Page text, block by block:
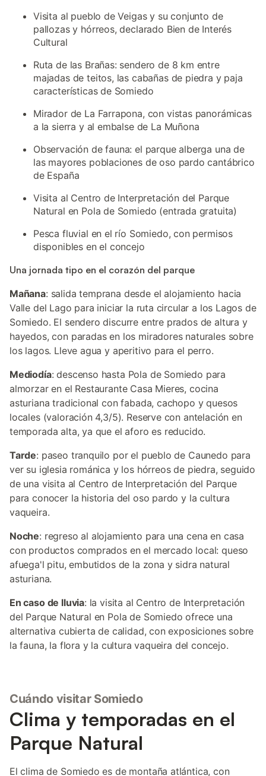
Visita al pueblo de Veigas y su conjunto de
pallozas y hórreos, declarado Bien de Interés
Cultural
Ruta de las Brañas: sendero de 8 km entre
majadas de teitos, las cabañas de piedra y paja
características de Somiedo
Mirador de La Farrapona, con vistas panorámicas
a la sierra y al embalse de La Muñona
Observación de fauna: el parque alberga una de
las mayores poblaciones de oso pardo cantábrico
de España
Visita al Centro de Interpretación del Parque
Natural en Pola de Somiedo (entrada gratuita)
Pesca fluvial en el río Somiedo, con permisos
disponibles en el concejo
Una jornada tipo en el corazón del parque
Mañana: salida temprana desde el alojamiento hacia
Valle del Lago para iniciar la ruta circular a los Lagos de
Somiedo. El sendero discurre entre prados de altura y
hayedos, con paradas en los miradores naturales sobre
los lagos. Lleve agua y aperitivo para el perro.
Mediodía: descenso hasta Pola de Somiedo para
almorzar en el Restaurante Casa Mieres, cocina
asturiana tradicional con fabada, cachopo y quesos
locales (valoración 4,3/5). Reserve con antelación en
temporada alta, ya que el aforo es reducido.
Tarde: paseo tranquilo por el pueblo de Caunedo para
ver su iglesia románica y los hórreos de piedra, seguido
de una visita al Centro de Interpretación del Parque
para conocer la historia del oso pardo y la cultura
vaqueira.
Noche: regreso al alojamiento para una cena en casa
con productos comprados en el mercado local: queso
afuega'l pitu, embutidos de la zona y sidra natural
asturiana.
En caso de lluvia: la visita al Centro de Interpretación
del Parque Natural en Pola de Somiedo ofrece una
alternativa cubierta de calidad, con exposiciones sobre
la fauna, la flora y la cultura vaqueira del concejo.
Cuándo visitar Somiedo
Clima y temporadas en el
Parque Natural
El clima de Somiedo es de montaña atlántica, con